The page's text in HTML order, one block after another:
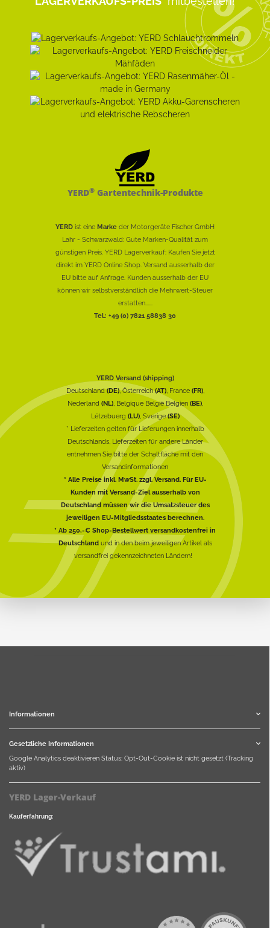
YERD®Gartentechnik-Produkte
YERD ist eine Marke der Motorgeräte Fischer GmbH
Lahr - Schwarzwald: Gute Marken-Qualität zum
günstigen Preis. YERD Lagerverkauf: Kaufen Sie jetzt
direkt im YERD Online Shop. Versand ausserhalb der
EU bitte auf Anfrage. Kunden ausserhalb der EU
können wir selbstverständlich die Mehrwert-Steuer
erstatten......
Tel.: +49 (0) 7821 58838 30
YERD Versand (shipping)
Deutschland(DE), Österreich(AT), France (FR),
Nederland (NL), Belgique België Belgien (BE),
Lëtzebuerg (LU), Sverige(SE)
* Lieferzeiten gelten für Lieferungen innerhalb
Deutschlands, Lieferzeiten für andere Länder
entnehmen Sie bitte der Schaltfläche mit den
Versandinformationen
* Alle Preise inkl. MwSt. zzgl. Versand. Für EU-
Kunden mit Versand-Ziel ausserhalb von
Deutschland müssen wir die Umsatzsteuer des
jeweiligen EU-Mitgliedsstaates berechnen.
* Ab 250,-€ Shop-Bestellwert versandkostenfrei in
Deutschlandund in den beim jeweiligen Artikel als
versandfrei gekennzeichneten Ländern!
Informationen
Gesetzliche Informationen
Google Analytics deaktivieren Status: Opt-Out-Cookie ist nicht gesetzt (Tracking
aktiv)
YERD Lager-Verkauf
Kauferfahrung: